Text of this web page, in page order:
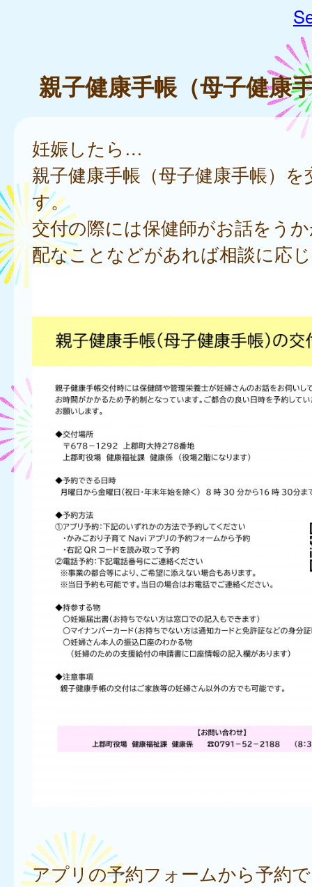
親子健康手帳（母子健康
妊娠したら…
親子健康手帳（母子健康手帳）を
す。
交付の際には保健師がお話をう
配なことなどがあれば相談に応
アプリの予約フォームから予約